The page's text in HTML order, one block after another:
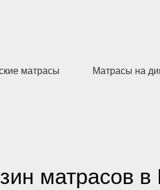
матрасы Матрасы на
матрасов